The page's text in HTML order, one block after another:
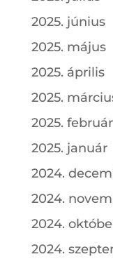
2025. június
2025. május
2025. április
2025.
2025. február
2025. január
2024.
2024.
2024.
2024.